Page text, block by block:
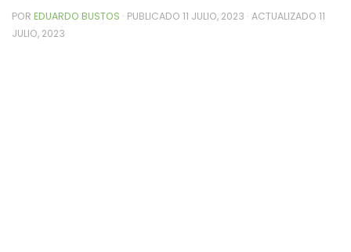
POR EDUARDO BUSTOS · PUBLICADO 11 JULIO, 2023 · ACTUALIZADO 11
JULIO, 2023